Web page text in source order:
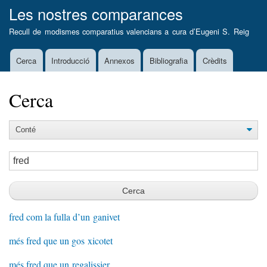
al
contingut
Les nostres comparances
Recull de modismes comparatius valencians a cura d’Eugeni S. Reig
MainCerca Introducció Annexos Bibliografia Crèdits
Cerca
fred com la fulla d’un ganivet
més fred que un gos xicotet
més fred que un regalissier